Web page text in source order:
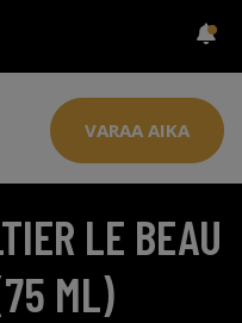
VARAA AIKA
LE BEAU
ML)